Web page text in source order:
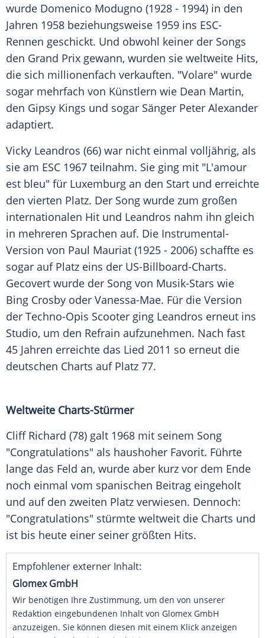
wurde Domenico Modugno (1928 - 1994) in den
Jahren 1958 beziehungsweise 1959 ins ESC-
Rennen geschickt. Und obwohl keiner der Songs
den Grand Prix gewann, wurden sie weltweite Hits,
die sich millionenfach verkauften. "Volare" wurde
sogar mehrfach von Künstlern wie Dean Martin,
den Gipsy Kings und sogar Sänger Peter Alexander
adaptiert.
Vicky Leandros (66) war nicht einmal volljährig, als
sie am ESC 1967 teilnahm. Sie ging mit "L'amour
est bleu" für Luxemburg an den Start und erreichte
den vierten Platz. Der Song wurde zum großen
internationalen Hit und Leandros nahm ihn gleich
in mehreren Sprachen auf. Die Instrumental-
Version von Paul Mauriat (1925 - 2006) schaffte es
sogar auf Platz eins der US-Billboard-Charts.
Gecovert wurde der Song von Musik-Stars wie
Bing Crosby oder Vanessa-Mae. Für die Version
der Techno-Opis Scooter ging Leandros erneut ins
Studio, um den Refrain aufzunehmen. Nach fast
45 Jahren erreichte das Lied 2011 so erneut die
deutschen Charts auf Platz 77.
Weltweite Charts-Stürmer
Cliff Richard (78) galt 1968 mit seinem Song
"Congratulations" als haushoher Favorit. Führte
lange das Feld an, wurde aber kurz vor dem Ende
noch einmal vom spanischen Beitrag eingeholt
und auf den zweiten Platz verwiesen. Dennoch:
"Congratulations" stürmte weltweit die Charts und
ist bis heute einer seiner größten Hits.
Empfohlener externer Inhalt:
Glomex GmbH
Wir benötigen Ihre Zustimmung, um den von unserer
Redaktion eingebundenen Inhalt von Glomex GmbH
anzuzeigen. Sie können diesen mit einem Klick anzeigen